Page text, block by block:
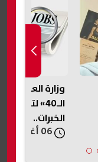
وزارة العمل
الـ40»
الخبرات.. اعرف